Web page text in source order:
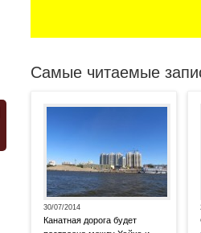
Самые читаемые
30/07/2014
Канатная дорога будет